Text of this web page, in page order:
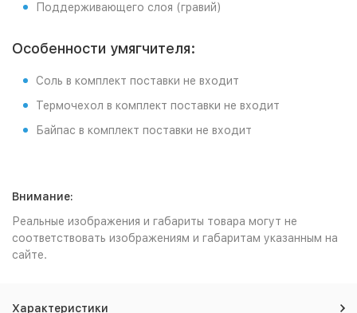
Поддерживающего слоя (гравий)
Особенности умягчителя:
Соль в комплект поставки не входит
Термочехол в комплект поставки не входит
Байпас в комплект поставки не входит
Внимание:
Реальные изображения и габариты товара могут не
соответствовать изображениям и габаритам указанным на
сайте.
Характеристики